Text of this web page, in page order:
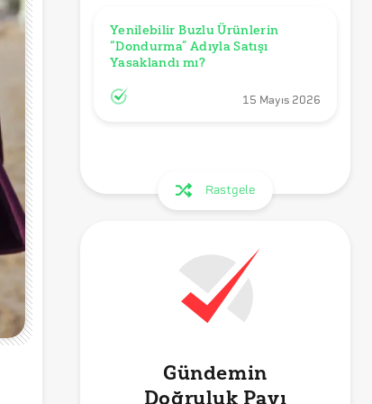
Yenilebilir Buzlu Ürünlerin
“Dondurma” Adıyla Satışı
Yasaklandı mı?
15 Mayıs 2026
Rastgele
Gündemin
Doğruluk Payı